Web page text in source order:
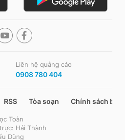
Liên hệ quảng cáo
0908 780 404
RSS Tòa soạn Chính sách bảo
Toàn
Hải Thành
Dũng